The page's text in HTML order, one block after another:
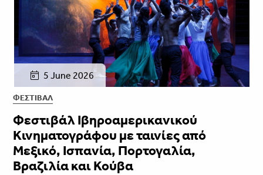
5 June 2026
ΦΕΣΤΙΒΑΛ
Φεστιβάλ Ιβηροαμερικανικού
Κινηματογράφου με ταινίες από
Μεξικό, Ισπανία, Πορτογαλία,
Βραζιλία και Κούβα